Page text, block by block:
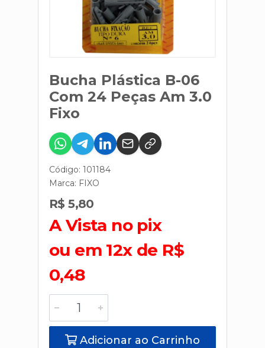
Bucha Plástica B-06
Com 24 Peças Am 3.0
Fixo
Código: 101184
Marca: FIXO
R$ 5,80
A Vista no pix
ou em 12x de R$
0,48
Adicionar ao Carrinho